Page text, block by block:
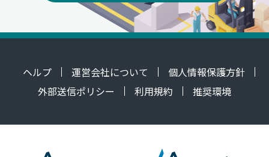
ヘルプ 運営会社について
個人情報保護方針
外部送信ポリシー
利用規約 推奨環境